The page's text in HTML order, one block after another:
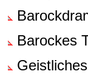
Barockes